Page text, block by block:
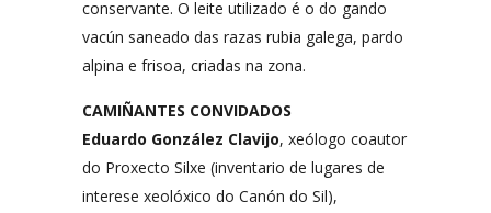
conservante. O leite utilizado é o do gando
vacún saneado das razas rubia galega, pardo
alpina e frisoa, criadas na zona.
CAMIÑANTES CONVIDADOS
Eduardo González Clavijo, xeólogo coautor
do Proxecto Silxe (inventario de lugares de
interese xeolóxico do Canón do Sil),